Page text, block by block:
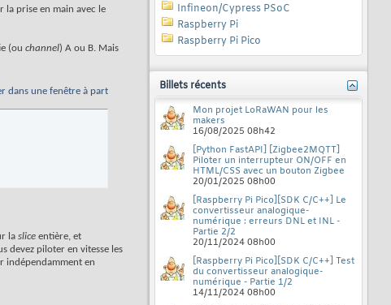
la prise en main avec le
(ou channel) A ou B. Mais
dans une fenêtre à part
la slice entière, et
devez piloter en vitesse les
indépendamment en
Infineon/Cypress PSoC
Raspberry Pi
Raspberry Pi Pico
Billets récents
Mon projet LoRaWAN pour les
makers
16/08/2025 08h42
[Python FastAPI] [Zigbee2MQTT]
Piloter un interrupteur ON/OFF en
HTML/CSS avec un bouton Zigbee
20/01/2025 08h00
[Raspberry Pi Pico][SDK C/C++] Le
convertisseur analogique-
numérique : erreurs DNL et INL -
Partie 2/2
20/11/2024 08h00
[Raspberry Pi Pico][SDK C/C++] Test
du convertisseur analogique-
numérique - Partie 1/2
14/11/2024 08h00